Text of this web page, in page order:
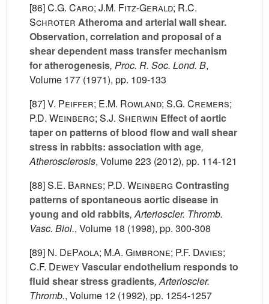
[86]C.G. Caro; J.M. Fitz-Gerald; R.C.
Schroter Atheroma and arterial wall shear.
Observation, correlation and proposal of a
shear dependent mass transfer mechanism
for atherogenesis, Proc. R. Soc. Lond. B,
Volume 177 (1971), pp. 109-133
[87]V. Peiffer; E.M. Rowland; S.G. Cremers;
P.D. Weinberg; S.J. Sherwin Effect of aortic
taper on patterns of blood flow and wall shear
stress in rabbits: association with age,
Atherosclerosis, Volume 223 (2012), pp. 114-121
[88]S.E. Barnes; P.D. Weinberg Contrasting
patterns of spontaneous aortic disease in
young and old rabbits, Arterioscler. Thromb.
Vasc. Biol., Volume 18 (1998), pp. 300-308
[89] N. DePaola; M.A. Gimbrone; P.F. Davies;
C.F. DeweyVascular endothelium responds to
fluid shear stress gradients, Arterioscler.
Thromb., Volume 12 (1992), pp. 1254-1257